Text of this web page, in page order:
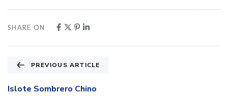
SHARE ON
PREVIOUS ARTICLE
Islote Sombrero Chino